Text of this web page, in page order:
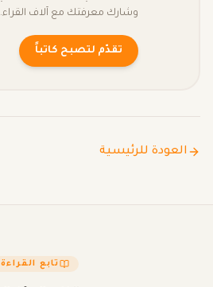
وشارك معرفتك مع آلاف القراء.
تقدّم لتصبح كاتباً
العودة للرئيسية
تابع القراءة